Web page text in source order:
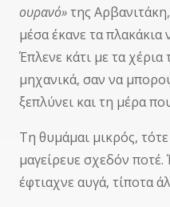
ουρανό»της
μέσα έκανε τα πλακάκια
Έπλενε κάτι με τα
μηχανικά, σαν να
ξεπλύνει και τη μέρα
Τη θυμάμαι μικρός,
μαγείρευε σχεδόν
έφτιαχνε αυγά, τίποτα